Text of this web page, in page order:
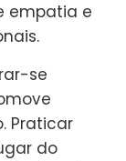
empatia e
se
Praticar
do